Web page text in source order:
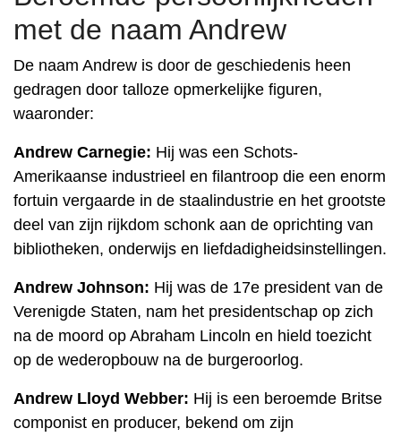
met de naam Andrew
De naam Andrew is door de geschiedenis heen
gedragen door talloze opmerkelijke figuren,
waaronder:
Andrew Carnegie: Hij was een Schots-
Amerikaanse industrieel en filantroop die een enorm
fortuin vergaarde in de staalindustrie en het grootste
deel van zijn rijkdom schonk aan de oprichting van
bibliotheken, onderwijs en liefdadigheidsinstellingen.
Andrew Johnson: Hij was de 17e president van de
Verenigde Staten, nam het presidentschap op zich
na de moord op Abraham Lincoln en hield toezicht
op de wederopbouw na de burgeroorlog.
Andrew Lloyd Webber: Hij is een beroemde Britse
componist en producer, bekend om zijn